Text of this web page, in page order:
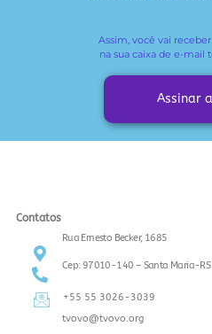
Assim, você vai receber
na sua caixa de e-mail
Assinar
Contatos
Rua Ernesto Becker, 1685
Cep: 97010-140 – Santa Maria-RS
+55 55 3026-3039
tvovo@tvovo.org